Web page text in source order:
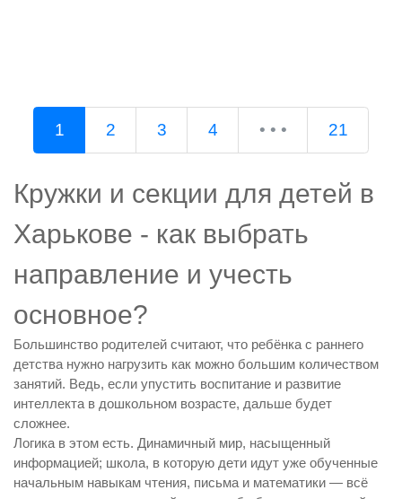
1 2 3 4 • • • 21
Кружки и секции для детей в
Харькове - как выбрать
направление и учесть
основное?
Большинство родителей считают, что ребёнка с раннего
детства нужно нагрузить как можно большим количеством
занятий. Ведь, если упустить воспитание и развитие
интеллекта в дошкольном возрасте, дальше будет
сложнее.
Логика в этом есть. Динамичный мир, насыщенный
информацией; школа, в которую дети идут уже обученные
начальным навыкам чтения, письма и математики — всё